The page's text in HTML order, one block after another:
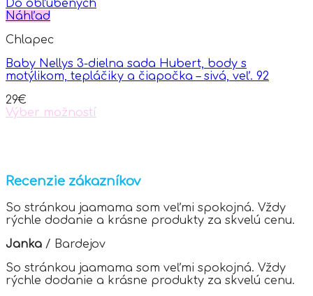
Do obľúbených
Náhľad
Chlapec
Baby Nellys 3-dielna sada Hubert, body s
motýlikom, tepláčiky a čiapočka – sivá, veľ. 92
29€
Výber možností
variants.
The
options
may
be
chosen
on
the
product
page
Recenzie zákazníkov
So stránkou jaamama som veľmi spokojná. Vždy
rýchle dodanie a krásne produkty za skvelú cenu.
Janka / Bardejov
So stránkou jaamama som veľmi spokojná. Vždy
rýchle dodanie a krásne produkty za skvelú cenu.